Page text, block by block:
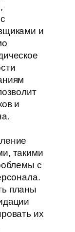
и
и
такими
с
планы
их